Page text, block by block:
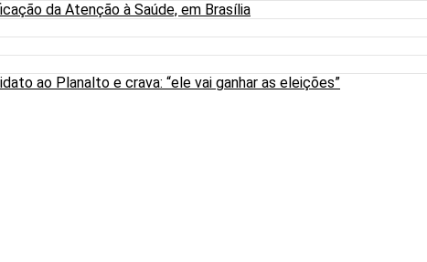
da Atenção à Saúde, em Brasília
ao Planalto e crava: “ele vai ganhar as eleições”